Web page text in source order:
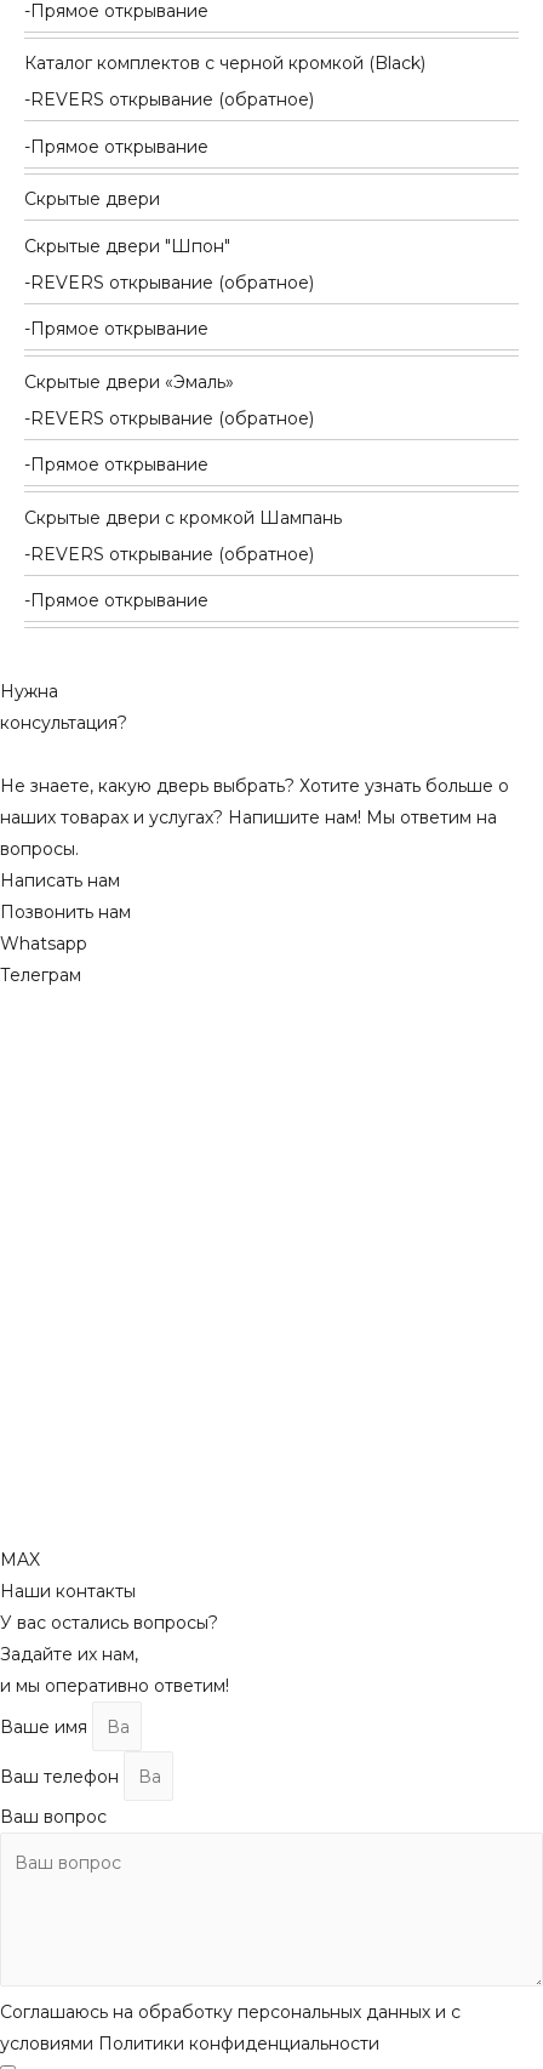
Прямое открывание
Каталог комплектов c черной кромкой (Black)
REVERS открывание (обратное)
Прямое открывание
Скрытые двери
Скрытые двери "Шпон"
REVERS открывание (обратное)
Прямое открывание
Скрытые двери «Эмаль»
REVERS открывание (обратное)
Прямое открывание
Скрытые двери с кромкой Шампань
REVERS открывание (обратное)
Прямое открывание
Нужна
консультация?
Не знаете, какую дверь выбрать? Хотите узнать больше о
наших товарах и услугах? Напишите нам! Мы ответим на
вопросы.
Написать нам
Позвонить нам
Whatsapp
Телеграм
MAX
Наши контакты
У вас остались вопросы?
Задайте их нам,
и мы оперативно ответим!
Ваше имя
Ваш телефон
Ваш вопрос
Соглашаюсь на обработку персональных данных и с
условиями Политики конфиденциальности